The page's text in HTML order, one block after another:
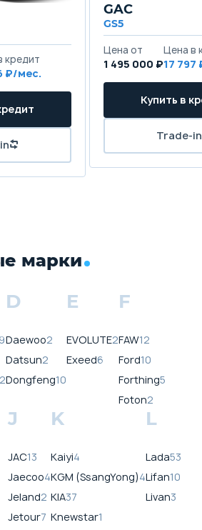
GAC
GS5
1 495 000 ₽17 797
марки
D
Daewoo2
Datsun2
Dongfeng10
E
EVOLUTE2
Exeed6
F
FAW12
Ford10
Forthing5
Foton2
J
JAC13
Jaecoo4
Jeland2
Jetour7
K
Kaiyi4
KGM (SsangYong)4
KIA37
Knewstar1
L
Lada53
Lifan10
Livan3